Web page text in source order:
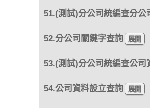
51.(測試)分公司統編查分公
52.分公司關鍵字查詢
53.(測試)分公司統編查公司
54.公司資料設立查詢